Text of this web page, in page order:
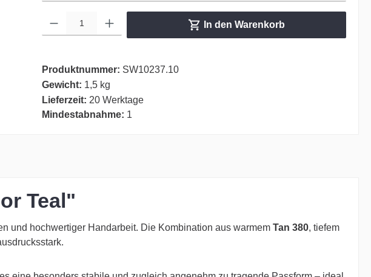
In den Warenkorb
Produktnummer: SW10237.10
Gewicht: 1,5 kg
Lieferzeit: 20 Werktage
Mindestabnahme: 1
Teal"
und hochwertiger Handarbeit. Die Kombination aus warmem Tan 380, tiefem